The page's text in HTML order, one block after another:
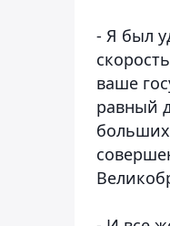
- Я был
ваше
равный
больших